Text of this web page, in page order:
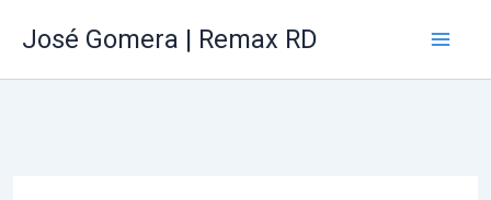
José Gomera | Remax RD